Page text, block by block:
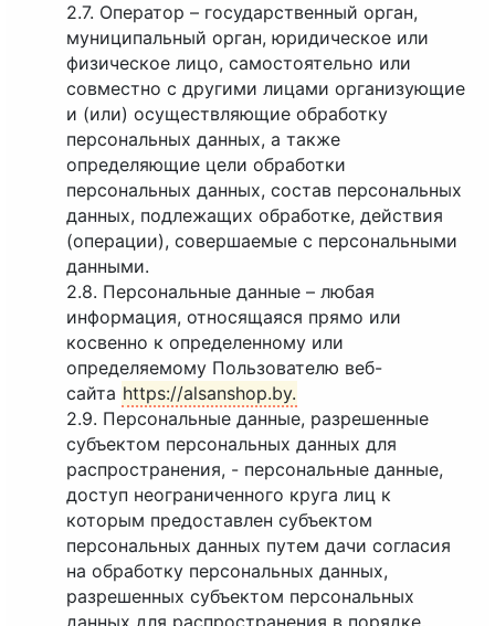
2.7. Оператор – государственный орган,
муниципальный орган, юридическое или
физическое лицо, самостоятельно или
совместно с другими лицами организующие
и (или) осуществляющие обработку
персональных данных, а также
определяющие цели обработки
персональных данных, состав персональных
данных, подлежащих обработке, действия
(операции), совершаемые с персональными
данными.
2.8. Персональные данные – любая
информация, относящаяся прямо или
косвенно к определенному или
определяемому Пользователю веб-
сайта https://alsanshop.by.
2.9. Персональные данные, разрешенные
субъектом персональных данных для
распространения, - персональные данные,
доступ неограниченного круга лиц к
которым предоставлен субъектом
персональных данных путем дачи согласия
на обработку персональных данных,
разрешенных субъектом персональных